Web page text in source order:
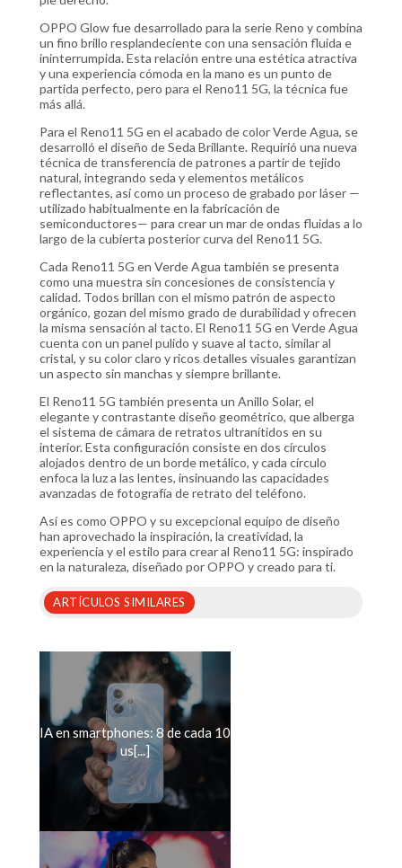
OPPO Glow fue desarrollado para la serie Reno y combina
un fino brillo resplandeciente con una sensación fluida e
ininterrumpida. Esta relación entre una estética atractiva
y una experiencia cómoda en la mano es un punto de
partida perfecto, pero para el Reno11 5G, la técnica fue
más allá.
Para el Reno11 5G en el acabado de color Verde Agua, se
desarrolló el diseño de Seda Brillante. Requirió una nueva
técnica de transferencia de patrones a partir de tejido
natural, integrando seda y elementos metálicos
reflectantes, así como un proceso de grabado por láser —
utilizado habitualmente en la fabricación de
semiconductores— para crear un mar de ondas fluidas a lo
largo de la cubierta posterior curva del Reno11 5G.
Cada Reno11 5G en Verde Agua también se presenta
como una muestra sin concesiones de consistencia y
calidad. Todos brillan con el mismo patrón de aspecto
orgánico, gozan del mismo grado de durabilidad y ofrecen
la misma sensación al tacto. El Reno11 5G en Verde Agua
cuenta con un panel pulido y suave al tacto, similar al
cristal, y su color claro y ricos detalles visuales garantizan
un aspecto sin manchas y siempre brillante.
El Reno11 5G también presenta un Anillo Solar, el
elegante y contrastante diseño geométrico, que alberga
el sistema de cámara de retratos ultranítidos en su
interior. Esta configuración consiste en dos círculos
alojados dentro de un borde metálico, y cada círculo
enfoca la luz a las lentes, insinuando las capacidades
avanzadas de fotografía de retrato del teléfono.
Así es como OPPO y su excepcional equipo de diseño
han aprovechado la inspiración, la creatividad, la
experiencia y el estilo para crear al Reno11 5G: inspirado
en la naturaleza, diseñado por OPPO y creado para ti.
ARTÍCULOS SIMILARES
IA en smartphones: 8 de cada 10
us[...]